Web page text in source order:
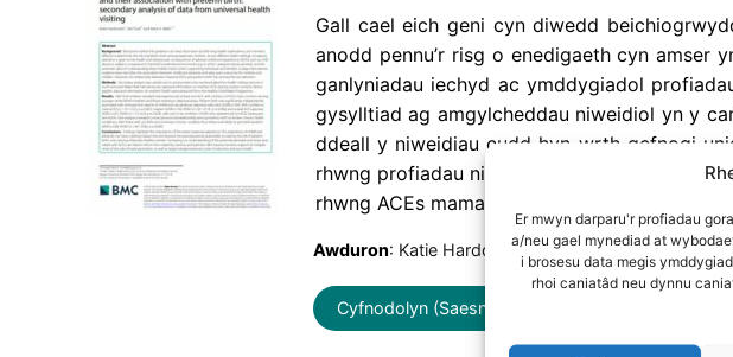
Er mwyn darparu'r profiadau
a/neu gael mynediad at
i brosesu data megis
rhoi caniatâd neu dynnu
Gall cael eich geni cyn diwedd
anodd pennu’r risg o enedigaeth cyn amser
ganlyniadau iechyd ac ymddygiadol
gysylltiad ag amgylcheddau niweidiol yn y
ddeall y niweidiau cudd hyn wrth gefnogi
rhwng profiadau niweidiol yn ystod
rhwng ACEs mamau a genedigaeth cyn
Awduron: Katie Hardcastle, Kat Ford + 1 mwy
Cyfnodolyn (Saesneg yn unig)